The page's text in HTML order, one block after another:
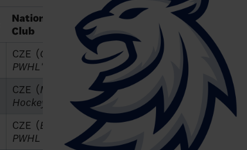
Nationality /
Club
Youth
club
CZE (Ottawa
PWHL*
CZE (MoDo
Hockey*
CZE (Boston
PWHL *